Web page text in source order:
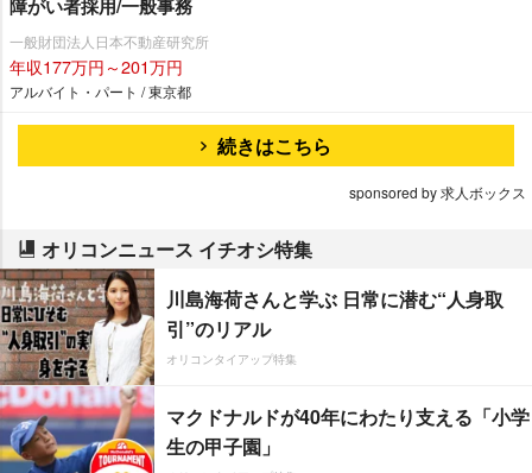
障がい者採用/一般事務
一般財団法人日本不動産研究所
年収177万円～201万円
アルバイト・パート / 東京都
続きはこちら
sponsored by 求人ボックス
オリコンニュース イチオシ特集
川島海荷さんと学ぶ 日常に潜む“人身取
引”のリアル
オリコンタイアップ特集
マクドナルドが40年にわたり支える「小学
生の甲子園」